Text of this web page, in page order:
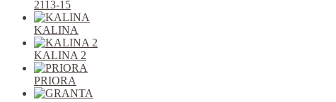
2113-15
KALINA
KALINA 2
PRIORA